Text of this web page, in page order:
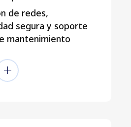
de redes,
segura y soporte
mantenimiento